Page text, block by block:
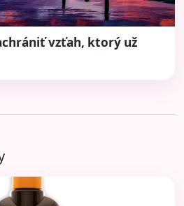
vzťah, ktorý už